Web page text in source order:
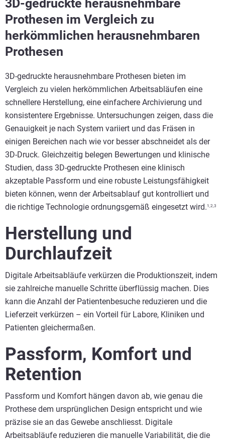
3D-gedruckte herausnehmbare
Prothesen im Vergleich zu
herkömmlichen herausnehmbaren
Prothesen
3D-gedruckte herausnehmbare Prothesen bieten im
Vergleich zu vielen herkömmlichen Arbeitsabläufen eine
schnellere Herstellung, eine einfachere Archivierung und
konsistentere Ergebnisse. Untersuchungen zeigen, dass die
Genauigkeit je nach System variiert und das Fräsen in
einigen Bereichen nach wie vor besser abschneidet als der
3D-Druck. Gleichzeitig belegen Bewertungen und klinische
Studien, dass 3D-gedruckte Prothesen eine klinisch
akzeptable Passform und eine robuste Leistungsfähigkeit
bieten können, wenn der Arbeitsablauf gut kontrolliert und
die richtige Technologie ordnungsgemäß eingesetzt wird.1,2,3
Herstellung und
Durchlaufzeit
Digitale Arbeitsabläufe verkürzen die Produktionszeit, indem
sie zahlreiche manuelle Schritte überflüssig machen. Dies
kann die Anzahl der Patientenbesuche reduzieren und die
Lieferzeit verkürzen – ein Vorteil für Labore, Kliniken und
Patienten gleichermaßen.
Passform, Komfort und
Retention
Passform und Komfort hängen davon ab, wie genau die
Prothese dem ursprünglichen Design entspricht und wie
präzise sie an das Gewebe anschliesst. Digitale
Arbeitsabläufe reduzieren die manuelle Variabilität, die die